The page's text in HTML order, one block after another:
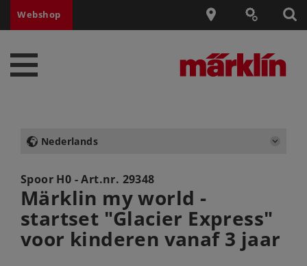
Webshop
Nederlands
Spoor H0 - Art.nr. 29348
Märklin my world -
startset "Glacier Express"
voor kinderen vanaf 3 jaar